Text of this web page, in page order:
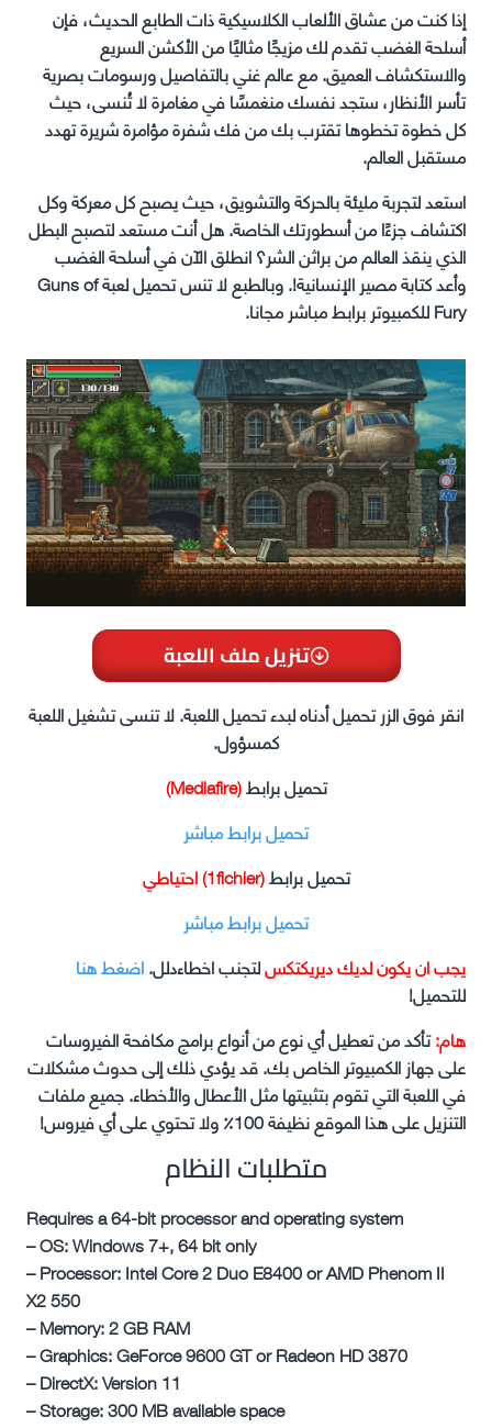
إذا كنت من عشاق الألعاب الكلاسيكية ذات الطابع الحديث، فإن
أسلحة الغضب تقدم لك مزيجًا مثاليًا من الأكشن السريع
والاستكشاف العميق. مع عالم غني بالتفاصيل ورسومات بصرية
تأسر الأنظار، ستجد نفسك منغمسًا في مغامرة لا تُنسى، حيث
كل خطوة تخطوها تقترب بك من فك شفرة مؤامرة شريرة تهدد
مستقبل العالم.
استعد لتجربة مليئة بالحركة والتشويق، حيث يصبح كل معركة وكل
اكتشاف جزءًا من أسطورتك الخاصة. هل أنت مستعد لتصبح البطل
الذي ينقذ العالم من براثن الشر؟ انطلق الآن في أسلحة الغضب
وأعد كتابة مصير الإنسانية!. وبالطبع لا تنس تحميل لعبة Guns of
Fury للكمبيوتر برابط مباشر مجانا.
تنزيل ملف اللعبة
انقر فوق الزر تحميل أدناه لبدء تحميل اللعبة. لا تنسى تشغيل اللعبة
كمسؤول.
تحميل برابط(Mediafire)
تحميل برابط مباشر
تحميل برابط(1fichier) احتياطي
تحميل برابط مباشر
يجب ان يكون لديك ديريكتكسلتجنب اخطاءدلل.اضغط هنا
للتحميل!
هام:تأكد من تعطيل أي نوع من أنواع برامج مكافحة الفيروسات
على جهاز الكمبيوتر الخاص بك. قد يؤدي ذلك إلى حدوث مشكلات
في اللعبة التي تقوم بتثبيتها مثل الأعطال والأخطاء. جميع ملفات
التنزيل على هذا الموقع نظيفة 100٪ ولا تحتوي على أي فيروس!
متطلبات النظام
Requires a 64-bit processor and operating system
– OS: Windows 7+, 64 bit only
– Processor: Intel Core 2 Duo E8400 or AMD Phenom II
X2 550
– Memory: 2 GB RAM
– Graphics: GeForce 9600 GT or Radeon HD 3870
– DirectX: Version 11
– Storage: 300 MB available space